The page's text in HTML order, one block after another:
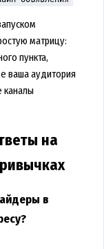
матрицу:
пункта,
ваша аудитория
каналы
на
в